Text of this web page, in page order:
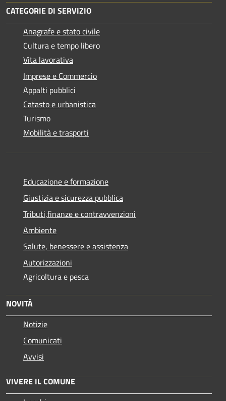
CATEGORIE DI SERVIZIO
Anagrafe e stato civile
Cultura e tempo libero
Vita lavorativa
Imprese e Commercio
Appalti pubblici
Catasto e urbanistica
Turismo
Mobilità e trasporti
Educazione e formazione
Giustizia e sicurezza pubblica
Tributi,finanze e contravvenzioni
Ambiente
Salute, benessere e assistenza
Autorizzazioni
Agricoltura e pesca
NOVITÀ
Notizie
Comunicati
Avvisi
VIVERE IL COMUNE